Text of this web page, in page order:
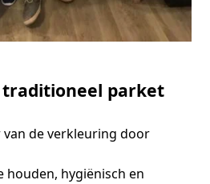
traditioneel parket
de verkleuring door
houden, hygiënisch en